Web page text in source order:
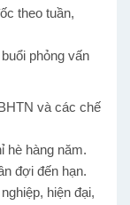
theo tuần,
phỏng vấn
và các chế
hè hàng năm.
đợi đến hạn.
hiện đại,